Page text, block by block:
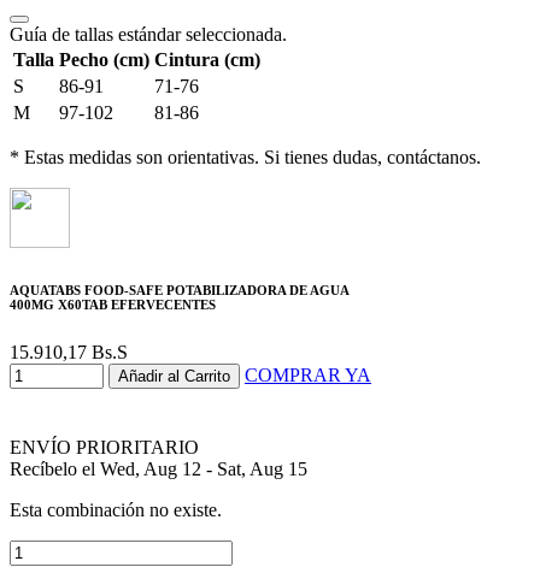
Guía de tallas estándar seleccionada.
Talla Pecho (cm) Cintura (cm)
S
86-91
71-76
M
97-102 81-86
* Estas medidas son orientativas. Si tienes dudas, contáctanos.
AQUATABS FOOD-SAFE POTABILIZADORA DE AGUA
400MG X60TAB EFERVECENTES
15.910,17 Bs.S
Añadir al Carrito COMPRAR YA
ENVÍO PRIORITARIO
Recíbelo el Wed, Aug 12 - Sat, Aug 15
Esta combinación no existe.